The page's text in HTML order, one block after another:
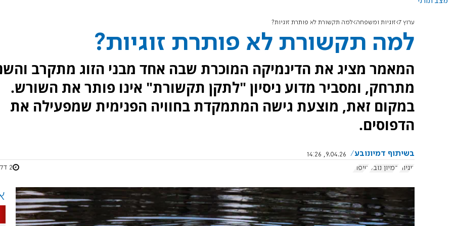
ערוץ 7 זוגיות ומשפחה למה תקשורת לא פותרת זוגיות?
למה תקשורת לא פותרת זוגיות?
המאמר מציג את הדינמיקה המוכרת שבה אחד מבני הזוג מתקרב
מתרחק, ומסביר מדוע ניסיון "לתקן תקשורת" אינו פותר את השורש.
במקום זאת, מוצעת גישה המתמקדת בחוויה הפנימית שמפעילה את
הדפוסים.
בשיתוף דמיונובע
9.04.26, 14:26
זוגיות
דמיון נובע טיפול 2 דקות